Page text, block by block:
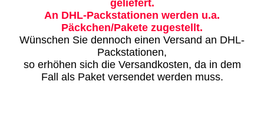
geliefert.
An DHL-Packstationen werden u.a.
Päckchen/Pakete zugestellt.
Wünschen Sie dennoch einen Versand an DHL-
Packstationen,
so erhöhen sich die Versandkosten, da in dem
Fall als Paket versendet werden muss.